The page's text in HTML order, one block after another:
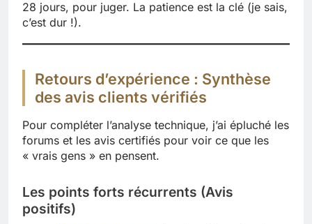
28 jours, pour juger. La patience est la clé (je sais,
c’est dur !).
Retours d’expérience : Synthèse
des avis clients vérifiés
Pour compléter l’analyse technique, j’ai épluché les
forums et les avis certifiés pour voir ce que les
« vrais gens » en pensent.
Les points forts récurrents (Avis
positifs)